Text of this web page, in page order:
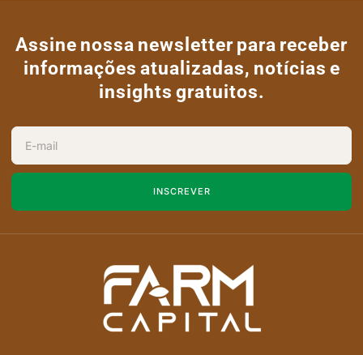
Assine nossa newsletter para receber
informações atualizadas, notícias e
insights gratuitos.
INSCREVER